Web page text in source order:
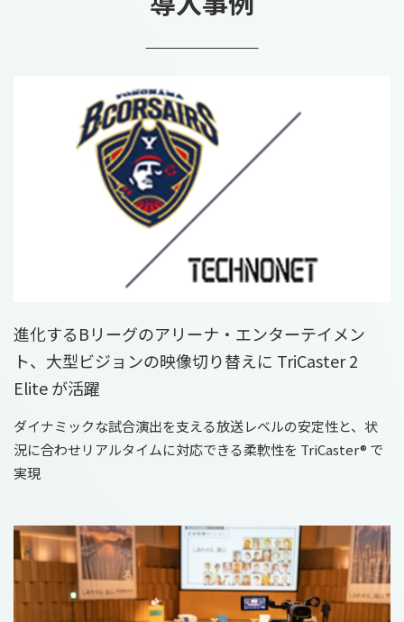
進化するBリーグのアリーナ・エンターテイメン
ト、大型ビジョンの映像切り替えに TriCaster 2
Elite が活躍
ダイナミックな試合演出を支える放送レベルの安定性と、状
況に合わせリアルタイムに対応できる柔軟性を TriCaster® で
実現